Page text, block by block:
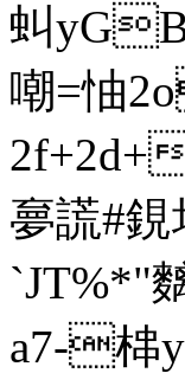
虯
嘲=怞
2f+2d+
夣謊#鋧
`JT%*"
a7-梙y